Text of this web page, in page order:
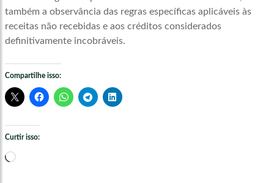
também a observância das regras específicas aplicáveis às
receitas não recebidas e aos créditos considerados
definitivamente incobráveis.
Compartilhe isso:
Curtir isso:
Carregando...